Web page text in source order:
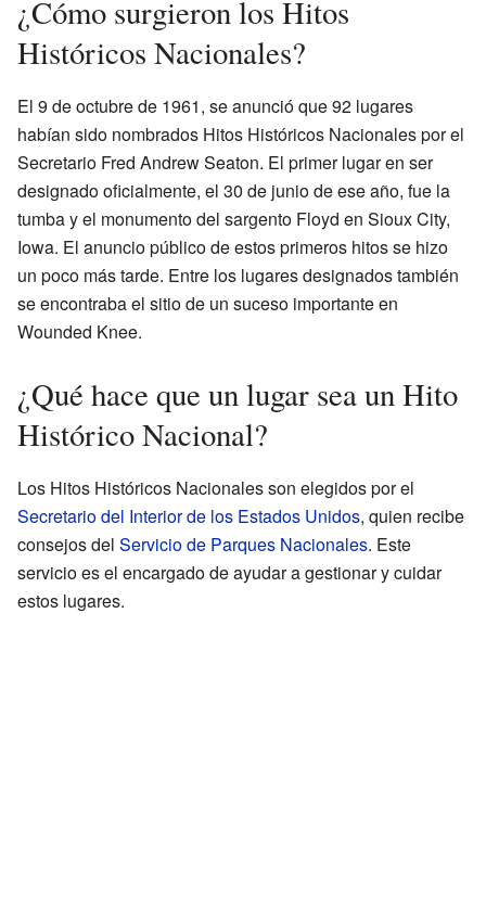
¿Cómo surgieron los Hitos
Históricos Nacionales?
El 9 de octubre de 1961, se anunció que 92 lugares
habían sido nombrados Hitos Históricos Nacionales por el
Secretario Fred Andrew Seaton. El primer lugar en ser
designado oficialmente, el 30 de junio de ese año, fue la
tumba y el monumento del sargento Floyd en Sioux City,
Iowa. El anuncio público de estos primeros hitos se hizo
un poco más tarde. Entre los lugares designados también
se encontraba el sitio de un suceso importante en
Wounded Knee.
¿Qué hace que un lugar sea un Hito
Histórico Nacional?
Los Hitos Históricos Nacionales son elegidos por el
Secretario del Interior de los Estados Unidos, quien recibe
consejos del Servicio de Parques Nacionales. Este
servicio es el encargado de ayudar a gestionar y cuidar
estos lugares.